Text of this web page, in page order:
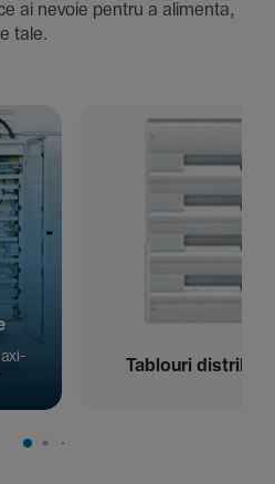
ai nevoie pentru a alimenta,
tale.
Tablouri